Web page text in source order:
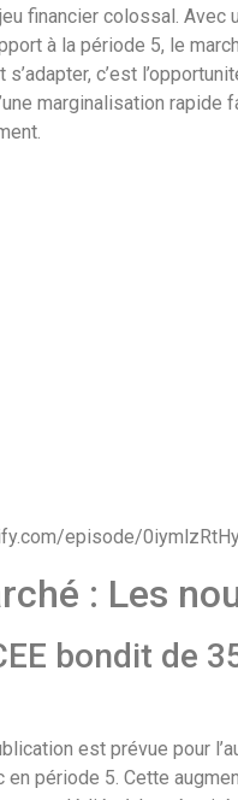
financier colossal. Avec
à la période 5, le
c’est
marginalisation
episode/
: Les
bondit de
est prévue pour
en période 5. Cette